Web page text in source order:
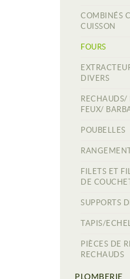
COMBINÉS
CUISSON
FOURS
DIVERS
RECHAUDS/
FEUX/
POUBELLES
FILETS ET
DE
SUPPORTS
TAPIS/
PIÈCES DE
RECHAUDS
PLOMBERIE